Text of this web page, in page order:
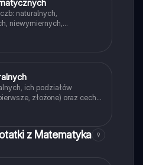
podstawowym.
naturalnych,
niewymiernych,
Notatka zawiera kluczowe
dla uczniów klas 4-8.
ich podziałów
złożone) oraz cech
jak rozpoznać liczby
zastosować zasady
egzaminów z matematyki.
z Matematyka 9